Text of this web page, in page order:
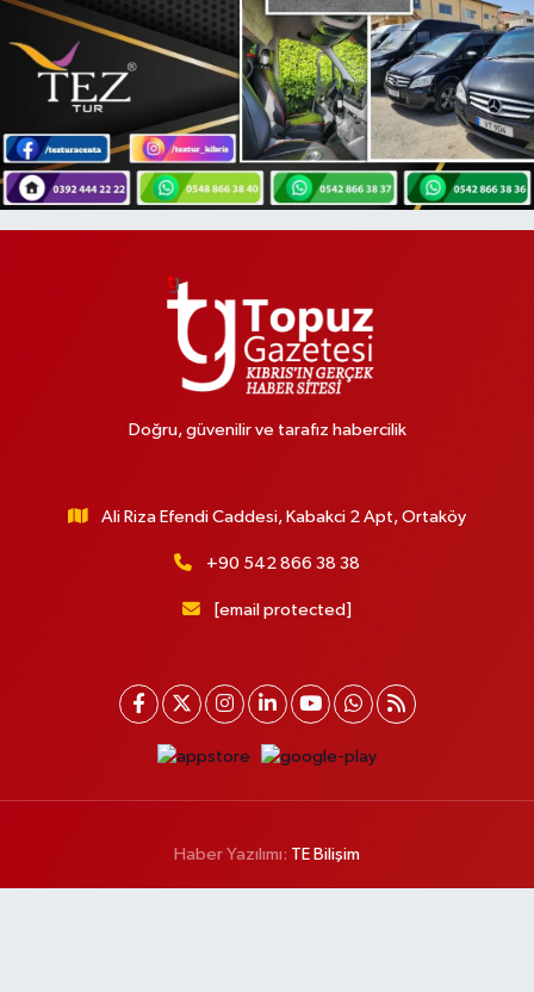
Doğru, güvenilir ve tarafız habercilik
Ali Riza Efendi Caddesi, Kabakci 2 Apt, Ortaköy
+90 542 866 38 38
[email protected]
Haber Yazılımı: TE Bilişim